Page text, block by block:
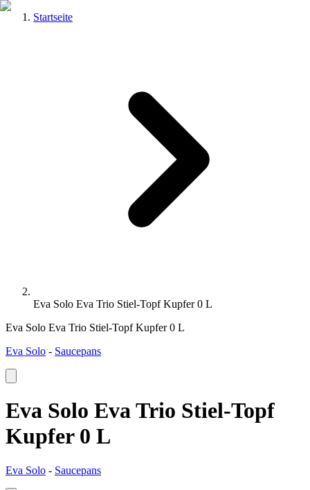
Startseite
Eva Solo Eva Trio Stiel-Topf Kupfer 0 L
Eva Solo Eva Trio Stiel-Topf Kupfer 0 L
Eva Solo - Saucepans
Eva Solo Eva Trio Stiel-Topf
Kupfer 0 L
Eva Solo - Saucepans